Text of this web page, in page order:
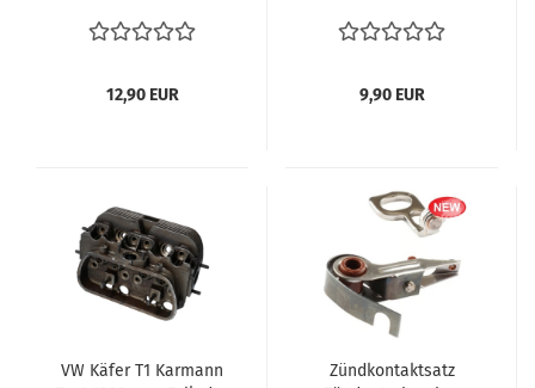
VW Käfer T1 Bus
111998053
12,90 EUR
VW Käfer T1 Bus
111998059
9,90 EUR
VW Käfer T1 Karmann
Zündkontaktsatz